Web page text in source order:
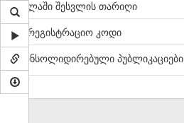
ძალაში შესვლის თარიღი
სარეგისტრაციო კოდი
კონსოლიდირებული პუბლიკაციები